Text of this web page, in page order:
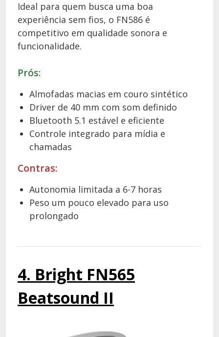
Ideal para quem busca uma boa
experiência sem fios, o FN586 é
competitivo em qualidade sonora e
funcionalidade.
Prós:
Almofadas macias em couro sintético
Driver de 40 mm com som definido
Bluetooth 5.1 estável e eficiente
Controle integrado para mídia e
chamadas
Contras:
Autonomia limitada a 6-7 horas
Peso um pouco elevado para uso
prolongado
4. Bright FN565
Beatsound II